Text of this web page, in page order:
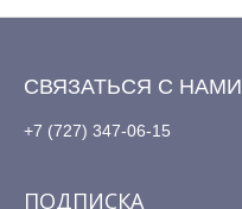
СВЯЗАТЬСЯ С НАМИ
+7 (727) 347-06-15
ПОДПИСКА